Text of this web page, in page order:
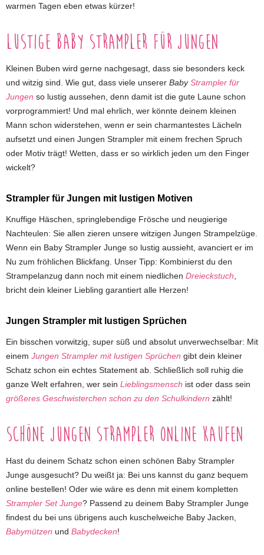
warmen Tagen eben etwas kürzer!
Lustige Baby Strampler für Jungen
Kleinen Buben wird gerne nachgesagt, dass sie besonders keck
und witzig sind. Wie gut, dass viele unserer BabyStrampler für
Jungen so lustig aussehen, denn damit ist die gute Laune schon
vorprogrammiert! Und mal ehrlich, wer könnte deinem kleinen
Mann schon widerstehen, wenn er sein charmantestes Lächeln
aufsetzt und einen Jungen Strampler mit einem frechen Spruch
oder Motiv trägt! Wetten, dass er so wirklich jeden um den Finger
wickelt?
Strampler für Jungen mit lustigen Motiven
Knuffige Häschen, springlebendige Frösche und neugierige
Nachteulen: Sie allen zieren unsere witzigen Jungen Strampelzüge.
Wenn ein Baby Strampler Junge so lustig aussieht, avanciert er im
Nu zum fröhlichen Blickfang. Unser Tipp: Kombinierst du den
Strampelanzug dann noch mit einem niedlichen Dreieckstuch
bricht dein kleiner Liebling garantiert alle Herzen!
Jungen Strampler mit lustigen Sprüchen
Ein bisschen vorwitzig, super süß und absolut unverwechselbar: Mit
einem Jungen Strampler mit lustigen Sprüchen gibt dein kleiner
Schatz schon ein echtes Statement ab. Schließlich soll ruhig die
ganze Welt erfahren, wer sein Lieblingsmensch ist oder dass sein
größeres Geschwisterchen schon zu den Schulkindern zählt!
Schöne Jungen Strampler online kaufen
Hast du deinem Schatz schon einen schönen Baby Strampler
Junge ausgesucht? Du weißt ja: Bei uns kannst du ganz bequem
online bestellen! Oder wie wäre es denn mit einem kompletten
Strampler Set Junge? Passend zu deinem Baby Strampler Junge
findest du bei uns übrigens auch kuschelweiche Baby Jacken,
Babymützen und Babydecken!